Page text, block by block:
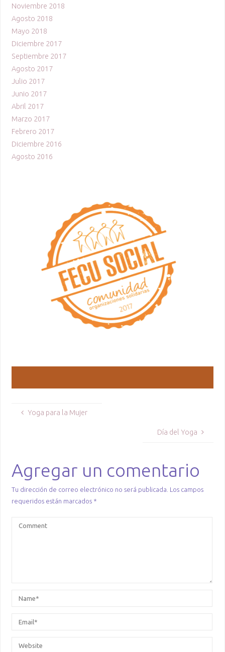
Noviembre 2018
Agosto 2018
Mayo 2018
Diciembre 2017
Septiembre 2017
Agosto 2017
Julio 2017
Junio 2017
Abril 2017
Marzo 2017
Febrero 2017
Diciembre 2016
Agosto 2016
Yoga para la Mujer
Día del Yoga
Agregar un comentario
Tu dirección de correo electrónico no será publicada. Los campos
requeridos están marcados *